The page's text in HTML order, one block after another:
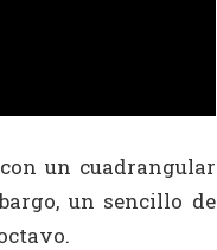
un cuadrangular
un sencillo de